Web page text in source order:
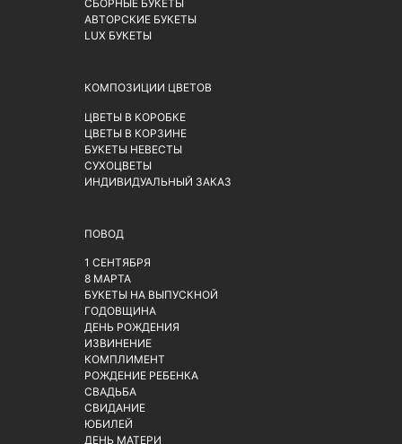
СБОРНЫЕ БУКЕТЫ
АВТОРСКИЕ БУКЕТЫ
LUX БУКЕТЫ
КОМПОЗИЦИИ ЦВЕТОВ
ЦВЕТЫ В КОРОБКЕ
ЦВЕТЫ В КОРЗИНЕ
БУКЕТЫ НЕВЕСТЫ
СУХОЦВЕТЫ
ИНДИВИДУАЛЬНЫЙ ЗАКАЗ
ПОВОД
1 СЕНТЯБРЯ
8 МАРТА
БУКЕТЫ НА ВЫПУСКНОЙ
ГОДОВЩИНА
ДЕНЬ РОЖДЕНИЯ
ИЗВИНЕНИЕ
КОМПЛИМЕНТ
РОЖДЕНИЕ РЕБЕНКА
СВАДЬБА
СВИДАНИЕ
ЮБИЛЕЙ
ДЕНЬ МАТЕРИ